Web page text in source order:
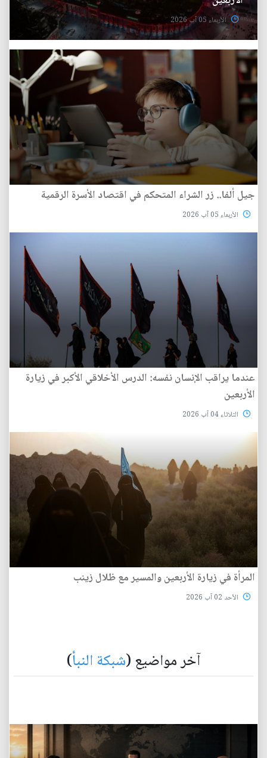
الأربعاء 05 آب 2026
جيل ألفا.. زر الشراء المتحكم في اقتصاد الأسرة الرقمية
الأربعاء 05 آب 2026
عندما يراقب الإنسان نفسه: الدرس الأخلاقي الأكبر في زيارة
الأربعين
الثلاثاء 04 آب 2026
المرأة في زيارة الأربعين والمسير مع ظلال زينب
الأحد 02 آب 2026
آخر مواضيع (شبكة النبأ)